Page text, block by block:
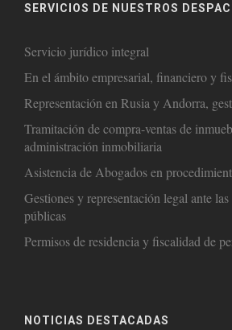
SERVICIOS DE NUESTROS
Servicio jurídico integral
En el ámbito empresarial, financiero y
Representación en Rusia y Andorra,
Tramitación de compra-ventas de
administración inmobiliaria
Asistencia de Abogados en
Gestiones y representación legal ante
públicas
Permisos de residencia y fiscalidad de
NOTICIAS DESTACADAS